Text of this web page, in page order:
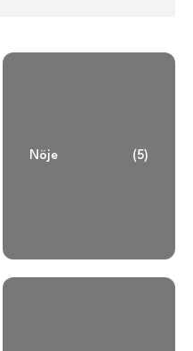
Nöje (5)